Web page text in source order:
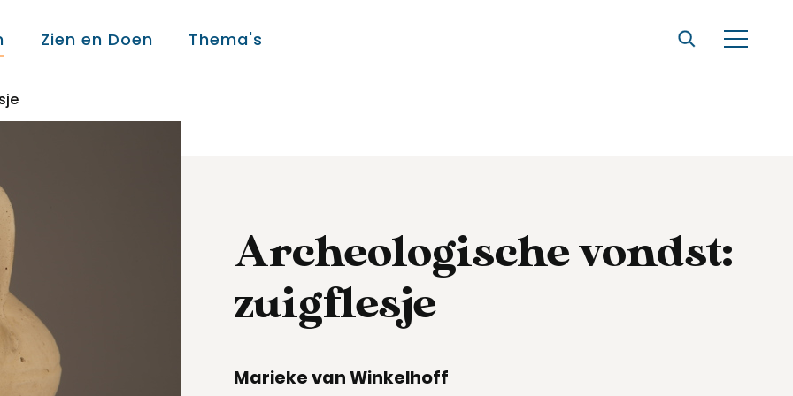
Zien en Doen Thema's
Over ons
Contact
Onderwijs
Archeologische vondst:
zuigflesje
Marieke van Winkelhoff